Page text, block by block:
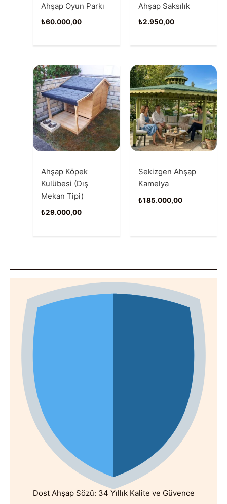
Ahşap Oyun Parkı
₺60.000,00
Ahşap Saksılık
₺2.950,00
Ahşap Köpek
Kulübesi (Dış
Mekan Tipi)
₺29.000,00
Sekizgen Ahşap
Kamelya
₺185.000,00
Dost Ahşap Sözü: 34 Yıllık Kalite ve Güvence